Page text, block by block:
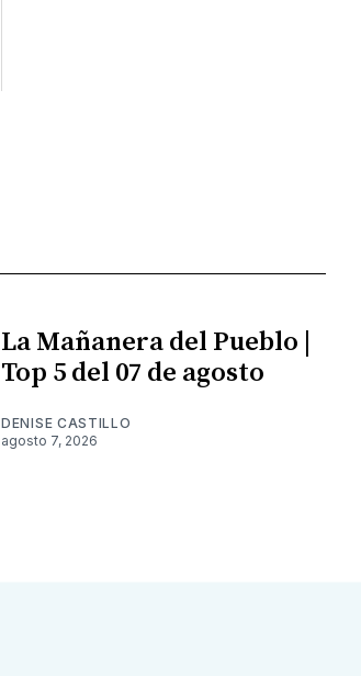
La Mañanera del Pueblo |
Top 5 del 07 de agosto
DENISE CASTILLO
agosto 7, 2026